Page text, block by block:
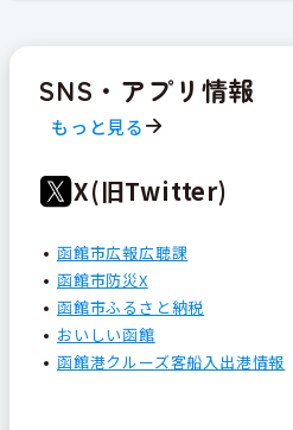
SNS・アプリ情報
もっと見る
X(旧Twitter)
函館市広報広聴課
函館市防災X
函館市ふるさと納税
おいしい函館
函館港クルーズ客船入出港情報